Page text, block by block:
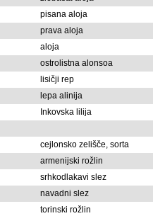
pisana aloja
prava aloja
aloja
ostrolistna alonsoa
lisičji rep
lepa alinija
Inkovska lilija
cejlonsko zelišče, sorta
armenijski rožlin
srhkodlakavi slez
navadni slez
torinski rožlin